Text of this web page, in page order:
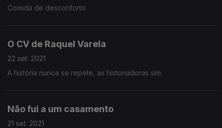
Comida de desconforto
O CV de Raquel Varela
22 set. 2021
A história nunca se repete, as historiadoras sim.
Não fui a um casamento
21 set. 2021